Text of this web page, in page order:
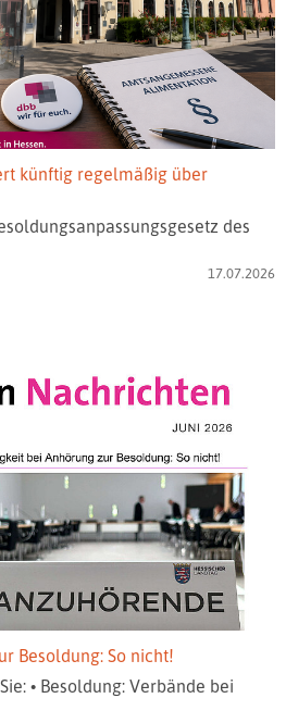
künftig regelmäßig über
des
17.07.2026
Besoldung: So nicht!
• Besoldung: Verbände bei